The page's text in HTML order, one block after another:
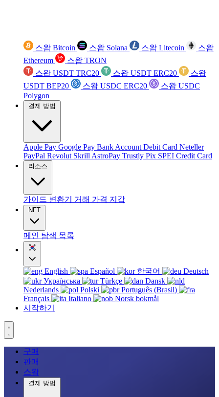
스왑 Bitcoin 스왑 Solana 스왑 Litecoin
스왑
Ethereum
스왑 TRON
스왑 USDT TRC20
스왑 USDT ERC20
스왑
USDT BEP20
스왑 USDC ERC20
스왑 USDC
Polygon
결제 방법
Apple Pay Google Pay Bank Account Debit Card Neteller
PayPal Revolut Skrill AstroPay Trustly Pix SPEI Credit Card
리소스
가이드 변환기 거래 가격 지갑
NFT
메인 탐색 목록
English Español 한국어
Deutsch
Українська
Türkçe
Dansk
Nederlands
Polski
Português (Brasil)
Français
Italiano
Norsk bokmål
시작하기
구매
판매
스왑
결제 방법